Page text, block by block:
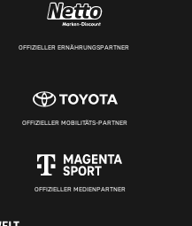
OFFIZIELLER ERNÄHRUNGSPARTNER
OFFIZIELLER MOBILITÄTS-PARTNER
OFFIZIELLER MEDIENPARTNER